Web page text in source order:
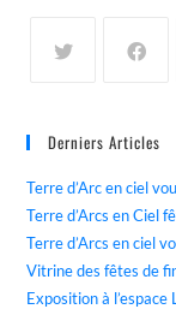
Derniers Articles
Terre d’Arc en ciel
Terre d’Arcs en Ciel
Terre d’Arcs en ciel
Vitrine des fêtes de
Exposition à l’espace